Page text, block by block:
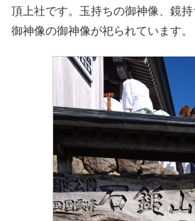
頂上社です。玉持ちの御神像、鏡
御神像の御神像が祀られています。